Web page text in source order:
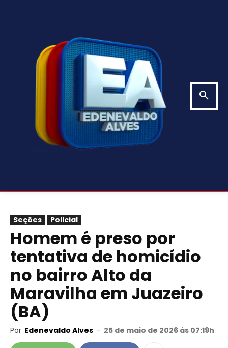
Seções Policial
Homem é preso por
tentativa de homicídio
no bairro Alto da
Maravilha em Juazeiro
(BA)
Por Edenevaldo Alves - 25 de maio de 2026 às 07:19h